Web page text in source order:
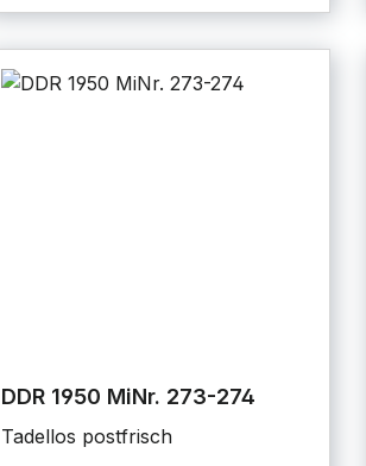
DDR 1950 MiNr. 273-274
Tadellos postfrisch